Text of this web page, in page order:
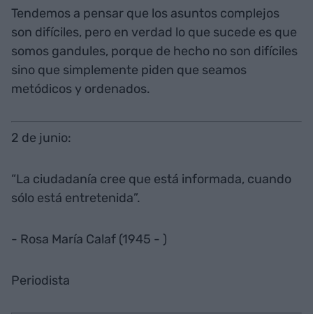
Tendemos a pensar que los asuntos complejos
son difíciles, pero en verdad lo que sucede es que
somos gandules, porque de hecho no son difíciles
sino que simplemente piden que seamos
metódicos y ordenados.
2 de junio:
“La ciudadanía cree que está informada, cuando
sólo está entretenida”.
- Rosa María Calaf (1945 - )
Periodista